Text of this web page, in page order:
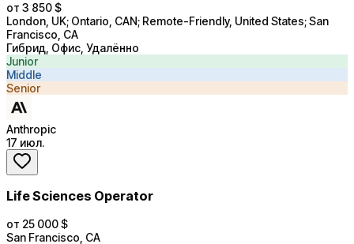
от 3 850 $
London, UK; Ontario, CAN; Remote-Friendly, United States; San
Francisco, CA
Гибрид, Офис, Удалённо
Junior
Middle
Senior
Anthropic
17 июл.
Life Sciences Operator
от 25 000 $
San Francisco, CA